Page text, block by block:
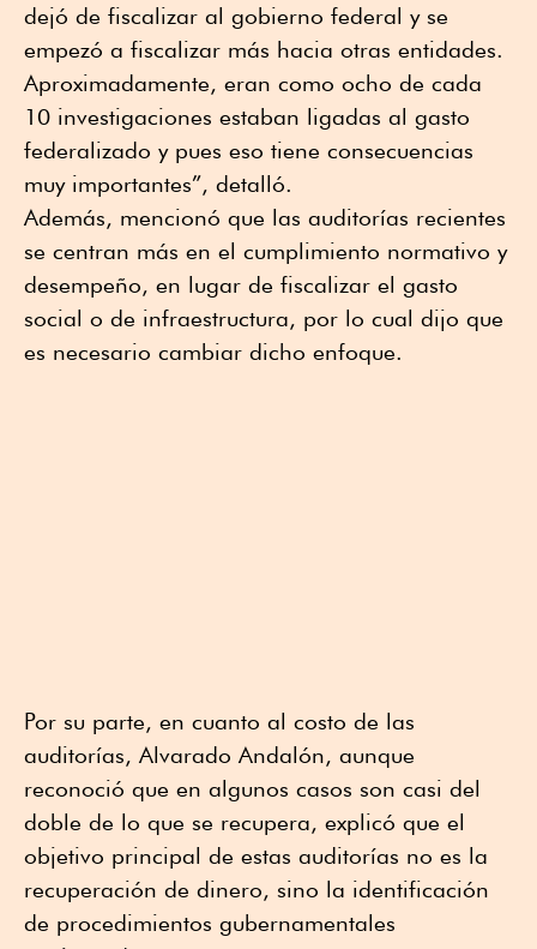
dejó de fiscalizar al gobierno federal y se
empezó a fiscalizar más hacia otras entidades.
Aproximadamente, eran como ocho de cada
10 investigaciones estaban ligadas al gasto
federalizado y pues eso tiene consecuencias
muy importantes”, detalló.
Además, mencionó que las auditorías recientes
se centran más en el cumplimiento normativo y
desempeño, en lugar de fiscalizar el gasto
social o de infraestructura, por lo cual dijo que
es necesario cambiar dicho enfoque.
Por su parte, en cuanto al costo de las
auditorías, Alvarado Andalón, aunque
reconoció que en algunos casos son casi del
doble de lo que se recupera, explicó que el
objetivo principal de estas auditorías no es la
recuperación de dinero, sino la identificación
de procedimientos gubernamentales